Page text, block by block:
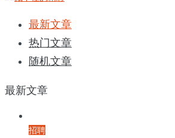
最新文章
热门文章
随机文章
最新文章
招聘